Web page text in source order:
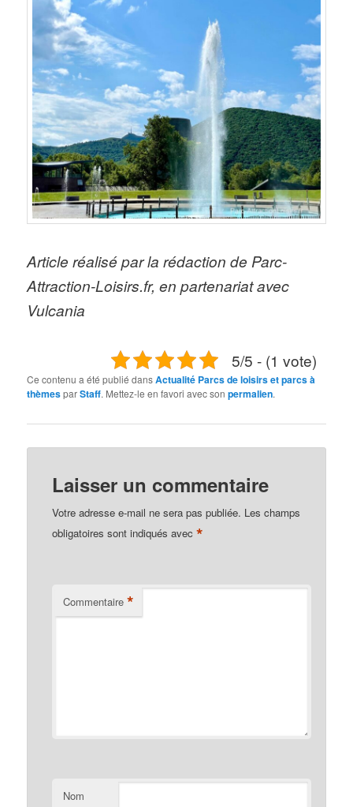
Article réalisé par la rédaction de Parc-
Attraction-Loisirs.fr, en partenariat avec
Vulcania
5/5 - (1 vote)
Ce contenu a été publié dansActualité Parcs de loisirs et parcs à
thèmesparStaff. Mettez-le en favori avec sonpermalien.
Laisser un commentaire
Votre adresse e-mail ne sera pas publiée. Les champs
obligatoires sont indiqués avec *
Commentaire *
Nom